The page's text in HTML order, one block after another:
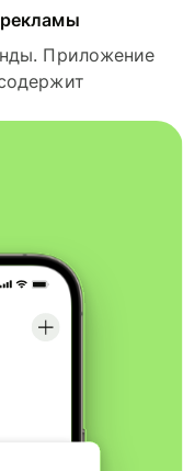
Приложение